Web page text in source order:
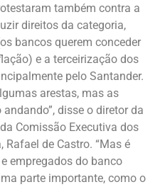
também contra a
direitos da categoria,
bancos querem conceder
e a terceirização dos
pelo Santander.
arestas, mas as
disse o diretor da
Comissão Executiva dos
Rafael de Castro. “Mas é
empregados do banco
parte importante, como o